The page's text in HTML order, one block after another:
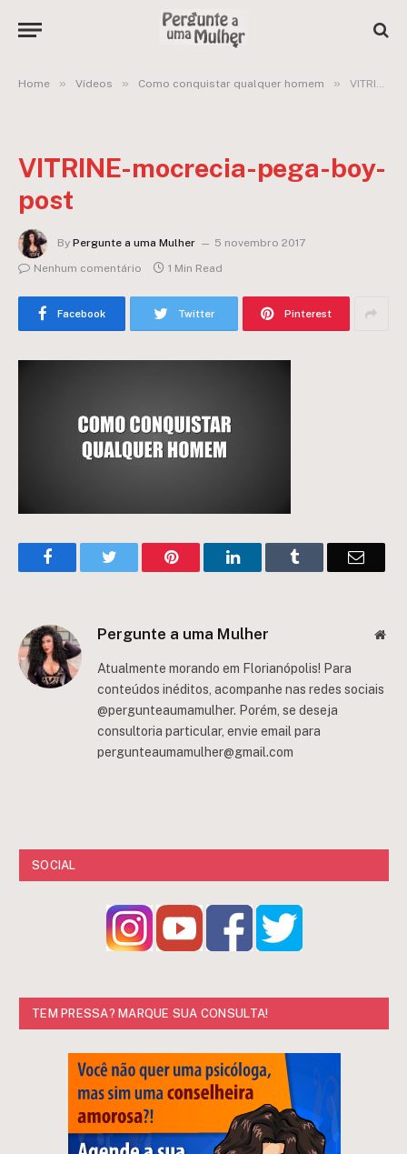
Home » Vídeos » Como conquistar qualquer homem » VITRINE-mocrecia-pega-boy-post
VITRINE-mocrecia-pega-boy-
post
By Pergunte a uma Mulher
5 novembro 2017
Nenhum comentário
1 Min Read
Facebook Twitter Pinterest
FacebookTwitter Pinterest LinkedInTumblr Email
Pergunte a uma Mulher
Atualmente morando em Florianópolis! Para
conteúdos inéditos, acompanhe nas redes sociais
@pergunteaumamulher. Porém, se deseja
consultoria particular, envie email para
pergunteaumamulher@gmail.com
SOCIAL
TEM PRESSA? MARQUE SUA CONSULTA!